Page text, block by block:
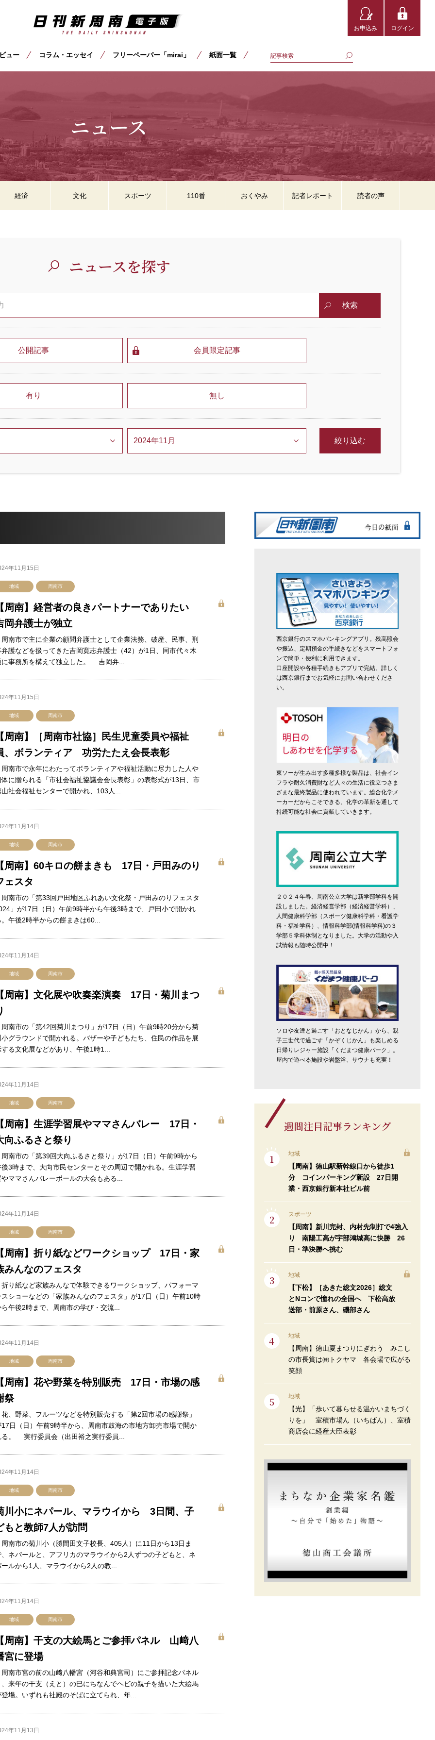
お申込み ログイン
ュー コラム・エッセイ フリーペーパー「mirai」 紙面一覧
ニュース
ニュースを探す
検索
公開記事 会員限定記事
有り 無し
絞り込む
経済 文化 スポーツ 110番 おくやみ 記者レポート 読者の声
年11月15日
地域 周南市
周南】経営者の良きパートナーでありたい
岡弁護士が独立
南市で主に企業の顧問弁護士として企業法務、破産、民事、刑
弁護などを扱ってきた吉岡寛志弁護士（42）が1日、同市代々木
に事務所を構えて独立した。 吉岡弁...
年11月15日
地域 周南市
周南】［周南市社協］民生児童委員や福祉
、ボランティア 功労たたえ会長表彰
南市で永年にわたってボランティアや福祉活動に尽力した人や
体に贈られる「市社会福祉協議会会長表彰」の表彰式が13日、市
社会福祉センターで開かれ、103人...
年11月14日
地域 周南市
周南】60キロの餅まきも 17日・戸田みのり
ェスタ
南市の「第33回戸田地区ふれあい文化祭・戸田みのりフェスタ
」が17日（日）午前9時半から午後3時まで、戸田小で開かれ
午後2時半からの餅まきは60...
年11月14日
地域 周南市
周南】文化展や吹奏楽演奏 17日・菊川まつ
南市の「第42回菊川まつり」が17日（日）午前9時20分から菊
小グラウンドで開かれる。バザーや子どもたち、住民の作品を展
る文化展などがあり、午後1時1...
年11月14日
地域 周南市
周南】生涯学習展やママさんバレー 17日・
向ふるさと祭り
南市の「第39回大向ふるさと祭り」が17日（日）午前9時から
後3時まで、大向市民センターとその周辺で開かれる。生涯学習
ママさんバレーボールの大会もある...
年11月14日
地域 周南市
周南】折り紙などワークショップ 17日・家
みんなのフェスタ
り紙など家族みんなで体験できるワークショップ、パフォーマ
スショーなどの「家族みんなのフェスタ」が17日（日）午前10時
午後2時まで、周南市の学び・交流...
年11月14日
地域 周南市
周南】花や野菜を特別販売 17日・市場の感
祭
、野菜、フルーツなどを特別販売する「第2回市場の感謝祭」
17日（日）午前9時半から、周南市鼓海の市地方卸売市場で開か
る。 実行委員会（出田裕之実行委員...
年11月14日
地域 周南市
川小にネパール、マラウイから 3日間、子
もと教師7人が訪問
南市の菊川小（勝間田文子校長、405人）に11日から13日ま
、ネパールと、アフリカのマラウイから2人ずつの子どもと、ネ
ルから1人、マラウイから2人の教...
年11月14日
地域 周南市
周南】干支の大絵馬とご参拝パネル 山﨑八
宮に登場
南市宮の前の山﨑八幡宮（河谷和典宮司）にご参拝記念パネル
、来年の干支（えと）の巳にちなんでヘビの親子を描いた大絵馬
場。いずれも社殿のそばに立てられ、年...
年11月13日
西京銀行のスマホバンキングアプリ。残高照会
や振込、定期預金の手続きなどをスマートフォ
ンで簡単・便利に利用できます。
口座開設や各種手続きもアプリで完結。詳しく
は西京銀行までお気軽にお問い合わせくださ
い。
東ソーが生み出す多種多様な製品は、社会イン
フラや耐久消費財など人々の生活に役立つさま
ざまな最終製品に使われています。総合化学メ
ーカーだからこそできる、化学の革新を通して
持続可能な社会に貢献していきます。
２０２４年春、周南公立大学は新学部学科を開
設しました。経済経営学部（経済経営学科）、
人間健康科学部（スポーツ健康科学科・看護学
科・福祉学科）、情報科学部(情報科学科)の３
学部５学科体制となりました。大学の活動や入
試情報も随時公開中！
ソロや友達と過ごす「おとなじかん」から、親
子三世代で過ごす「かぞくじかん」も楽しめる
日帰りレジャー施設「くだまつ健康パーク」。
屋内で遊べる施設や岩盤浴、サウナも充実！
週間注目記事ランキング
地域
【周南】徳山駅新幹線口から徒歩1
分 コインパーキング新設 27日開
業・西京銀行新本社ビル前
スポーツ
【周南】新川完封、内村先制打で4強入
り 南陽工高が宇部鴻城高に快勝 26
日・準決勝へ挑む
地域
【下松】［あきた総文2026］総文
とNコンで憧れの全国へ 下松高放
送部・前原さん、磯部さん
地域
【周南】徳山夏まつりにぎわう みこし
の市長賞は㈱トクヤマ 各会場で広がる
笑顔
地域
【光】「歩いて暮らせる温かいまちづく
りを」 室積市場ん（いちばん）、室積
商店会に経産大臣表彰